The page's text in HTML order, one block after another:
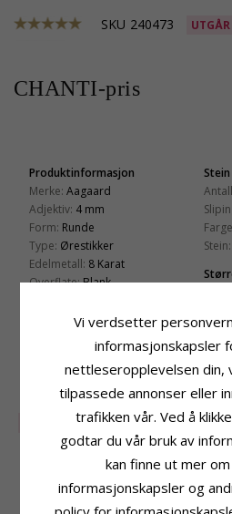
SKU 240473 UTGÅR
CHANTI-pris
Produktinformasjon
Merke: Aagaard
Adjektiv: 4 mm
Form: Runde
Type: Ørestikker
Edelmetall: 8 Karat
Overflate:Blank
Stein
Stein:
Leveringstid
Ca. 5-10 Hverdager
KUNDER
15%
Vi verdsetter
informasjonskapsler
nettleseropplevelsen din,
tilpassede annonser eller
trafikken vår. Ved å
godtar du vår bruk av
kan finne ut mer
informasjonskapsler og